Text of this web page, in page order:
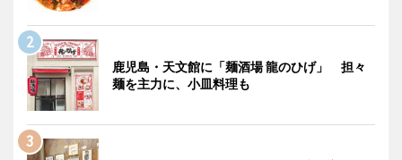
鹿児島・天文館に「麺酒場 龍のひげ」 担々
麺を主力に、小皿料理も